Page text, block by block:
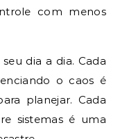
com menos
dia a dia. Cada
o caos é
planejar. Cada
sistemas é uma